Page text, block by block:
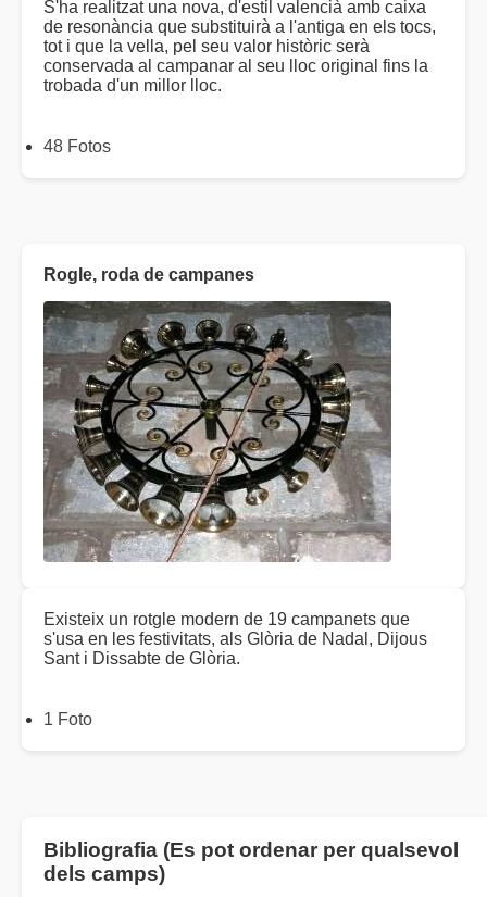
S'ha realitzat una nova, d'estil valencià amb caixa
de resonància que substituirà a l'antiga en els tocs,
tot i que la vella, pel seu valor històric serà
conservada al campanar al seu lloc original fins la
trobada d'un millor lloc.
48 Fotos
Rogle, roda de campanes
Existeix un rotgle modern de 19 campanets que
s'usa en les festivitats, als Glòria de Nadal, Dijous
Sant i Dissabte de Glòria.
1 Foto
Bibliografia (Es pot ordenar per qualsevol
dels camps)